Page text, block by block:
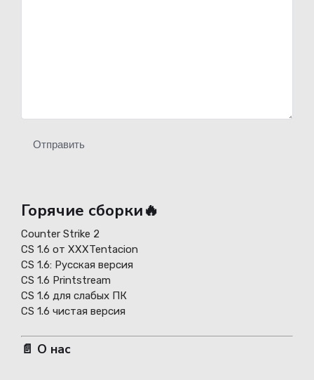
Отправить
Горячие сборки🔥
Counter Strike 2
CS 1.6 от XXXTentacion
СS 1.6: Русская версия
CS 1.6 Printstream
CS 1.6 для слабых ПК
CS 1.6 чистая версия
📄 О нас